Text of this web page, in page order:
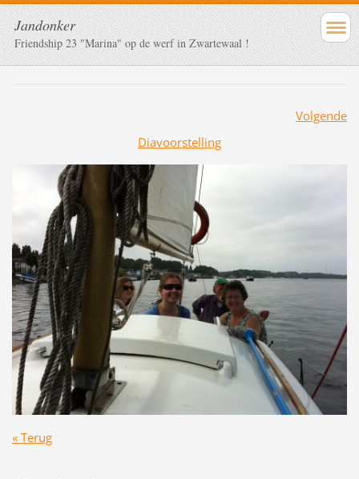
Jandonker
Friendship 23 "Marina" op de werf in Zwartewaal !
Volgende
Diavoorstelling
« Terug